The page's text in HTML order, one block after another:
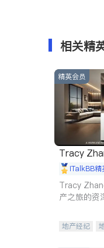
相关精
精英会员
Tracy
iTalkBB精
Tracy
产之旅的资
地产经纪